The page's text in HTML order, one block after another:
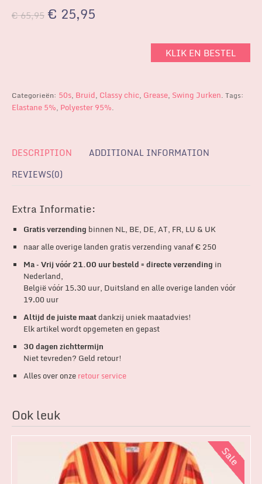
€65,95 € 25,95
KLIK EN BESTEL
Categorieën: 50s, Bruid, Classy chic, Grease, Swing Jurken. Tags:
Elastane 5%, Polyester 95%.
DESCRIPTION
ADDITIONAL INFORMATION
REVIEWS(0)
Extra Informatie:
Gratis verzending binnen NL, BE, DE, AT, FR, LU & UK
naar alle overige landen gratis verzending vanaf € 250
Ma – Vrij vóór 21.00 uur besteld = directe verzending in
Nederland,
België vóór 15.30 uur, Duitsland en alle overige landen vóór
19.00 uur
Altijd de juiste maatdankzij uniek maatadvies!
Elk artikel wordt opgemeten en gepast
30 dagen zichttermijn
Niet tevreden? Geld retour!
Alles over onzeretour service
Ook leuk